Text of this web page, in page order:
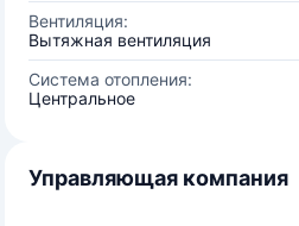
Вентиляция:
Вытяжная вентиляция
Система отопления:
Центральное
Управляющая компания